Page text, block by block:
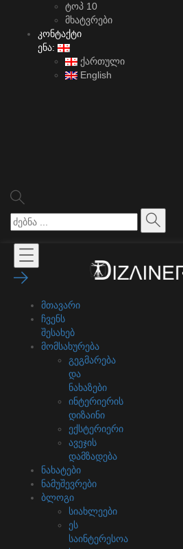
ტოპ 10
მხატვრები
კონტაქტი
ენა:
ქართული
English
მთავარი
ჩვენს
შესახებ
მომსახურება
გეგმარება
და
ნახაზები
ინტერიერის
დიზაინი
ექსტერიერი
ავეჯის
დამზადება
ნახატები
ნამუშევრები
ბლოგი
სიახლეები
ეს
საინტერესოა